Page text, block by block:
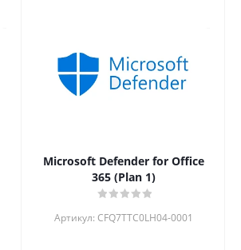
Microsoft Defender for Office
365 (Plan 1)
Артикул: CFQ7TTC0LH04-0001